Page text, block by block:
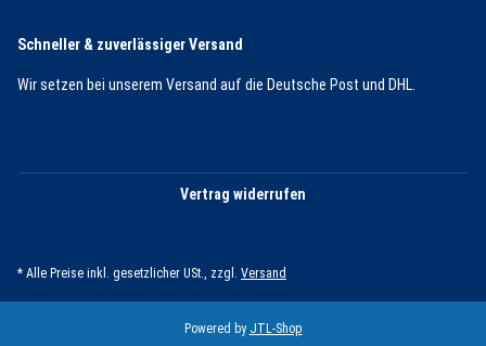
Schneller & zuverlässiger Versand
Wir setzen bei unserem Versand auf die Deutsche Post und DHL.
Vertrag widerrufen
* Alle Preise inkl. gesetzlicher USt., zzgl. Versand
Powered by JTL-Shop